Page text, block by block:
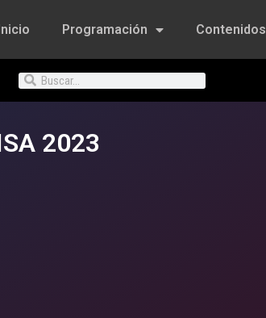
Programación Contenidos
2023